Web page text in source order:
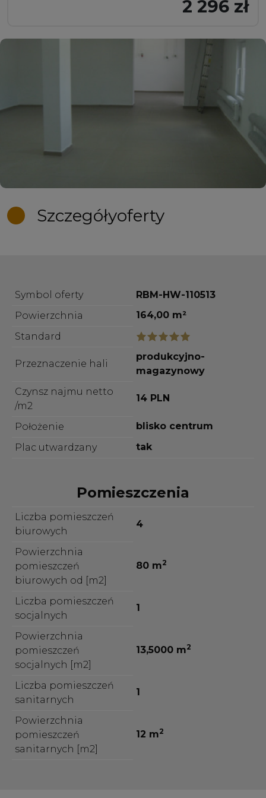
2 296 zł
Szczegółyoferty
Symbol oferty
RBM-HW-110513
Powierzchnia
164,00 m²
Standard
Przeznaczenie hali
produkcyjno-
magazynowy
Czynsz najmu netto
/m2
14 PLN
Położenie
blisko centrum
Plac utwardzany
tak
Pomieszczenia
Liczba pomieszczeń
biurowych
4
Powierzchnia
pomieszczeń
biurowych od [m2]
80 m2
Liczba pomieszczeń
socjalnych
1
Powierzchnia
pomieszczeń
socjalnych [m2]
13,5000 m2
Liczba pomieszczeń
sanitarnych
1
Powierzchnia
pomieszczeń
sanitarnych [m2]
12 m2